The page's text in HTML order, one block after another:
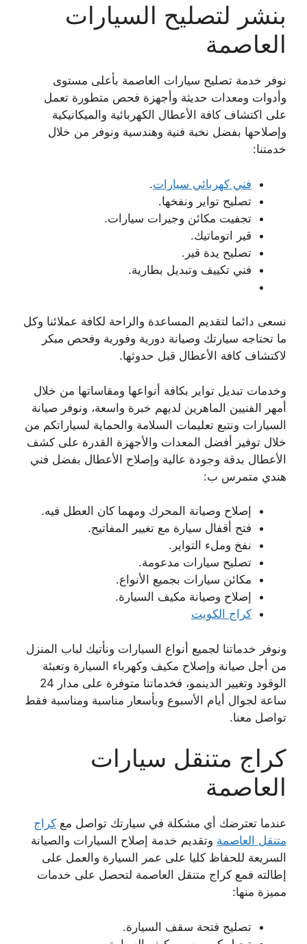
بنشر لتصليح السيارات
العاصمة
نوفر خدمة تصليح سيارات العاصمة بأعلى مستوى
وأدوات ومعدات حديثة وأجهزة فحص متطورة تعمل
على اكتشاف كافة الأعطال الكهربائية والميكانيكية
وإصلاحها بفضل نخبة فنية وهندسية ونوفر من خلال
خدمتنا:
فني كهربائي سيارات.
تصليح تواير ونفخها.
تجفيت مكائن وجيرات سيارات.
قير اتوماتيك.
تصليح يدة قير.
فني تكييف وتبديل بطارية.
نسعى دائما لتقديم المساعدة والراحة لكافة عملائنا وكل
ما تحتاجه سيارتك وصيانة دورية وفورية وفحص مبكر
لاكتشاف كافة الأعطال قبل حدوثها.
وخدمات تبديل تواير بكافة أنواعها ومقاساتها من خلال
أمهر الفنيين الماهرين لديهم خبرة واسعة، ونوفر صيانة
السيارات ونتبع تعليمات السلامة والحماية لسياراتكم من
خلال توفير أفضل المعدات والأجهزة القدرة على كشف
الأعطال بدقة وجودة عالية وإصلاح الأعطال بفضل فني
هندي متمرس ب:
إصلاح وصيانة المحرك ومهما كان العطل فيه.
فتح أقفال سيارة مع تغيير المفاتيح.
نفخ وملء التواير.
تصليح سيارات مدعومة.
مكائن سيارات بجميع الأنواع.
إصلاح وصيانة مكيف السيارة.
كراج الكويت
ونوفر خدماتنا لجميع أنواع السيارات ونأتيك لباب المنزل
من أجل صيانة وإصلاح مكيف وكهرباء السيارة وتعبئة
الوقود وتغيير الدينمو، فخدماتنا متوفرة على مدار 24
ساعة لجوال أيام الأسبوع وبأسعار مناسبة ومناسبة فقط
تواصل معنا.
كراج متنقل سيارات
العاصمة
عندما تعترضك أي مشكلة في سيارتك تواصل مع كراج
متنقل العاصمة وتقديم خدمة إصلاح السيارات والصيانة
السريعة للحفاظ كليا على عمر السيارة والعمل على
إطالته فمع كراج متنقل العاصمة لتحصل على خدمات
مميزة منها:
تصليح فتحة سقف السيارة.